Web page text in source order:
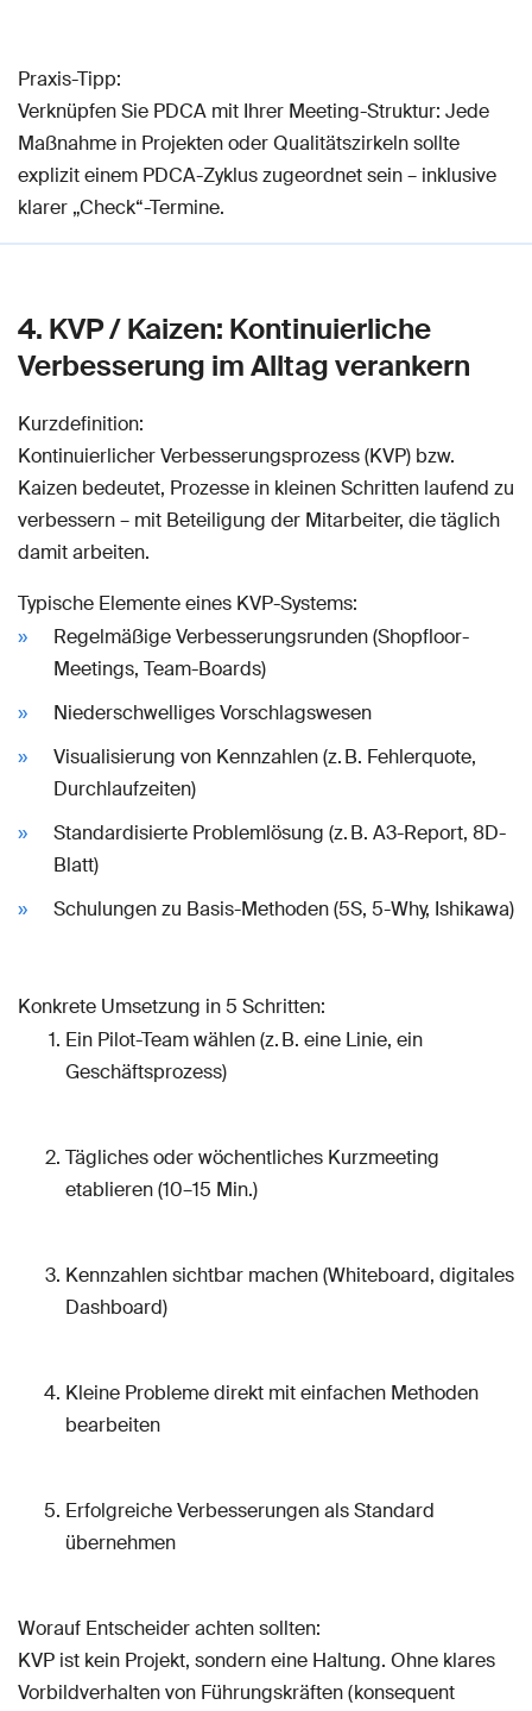
Praxis-Tipp:
Verknüpfen Sie PDCA mit Ihrer Meeting-Struktur: Jede
Maßnahme in Projekten oder Qualitätszirkeln sollte
explizit einem PDCA-Zyklus zugeordnet sein – inklusive
klarer „Check“-Termine.
4. KVP / Kaizen: Kontinuierliche
Verbesserung im Alltag verankern
Kurzdefinition:
Kontinuierlicher Verbesserungsprozess (KVP) bzw.
Kaizen bedeutet, Prozesse in kleinen Schritten laufend zu
verbessern – mit Beteiligung der Mitarbeiter, die täglich
damit arbeiten.
Typische Elemente eines KVP-Systems:
Regelmäßige Verbesserungsrunden (Shopfloor-
Meetings, Team-Boards)
Niederschwelliges Vorschlagswesen
Visualisierung von Kennzahlen (z. B. Fehlerquote,
Durchlaufzeiten)
Standardisierte Problemlösung (z. B. A3-Report, 8D-
Blatt)
Schulungen zu Basis-Methoden (5S, 5-Why, Ishikawa)
Konkrete Umsetzung in 5 Schritten:
Ein Pilot-Team wählen (z. B. eine Linie, ein
Geschäftsprozess)
Tägliches oder wöchentliches Kurzmeeting
etablieren (10–15 Min.)
Kennzahlen sichtbar machen (Whiteboard, digitales
Dashboard)
Kleine Probleme direkt mit einfachen Methoden
bearbeiten
Erfolgreiche Verbesserungen als Standard
übernehmen
Worauf Entscheider achten sollten:
KVP ist kein Projekt, sondern eine Haltung. Ohne klares
Vorbildverhalten von Führungskräften (konsequent